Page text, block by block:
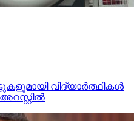
വിദ്യാര്‍ത്ഥികള്‍